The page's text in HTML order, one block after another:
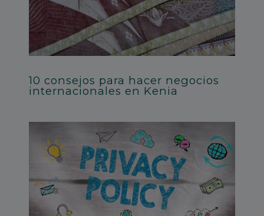
10 consejos para hacer negocios
internacionales en Kenia